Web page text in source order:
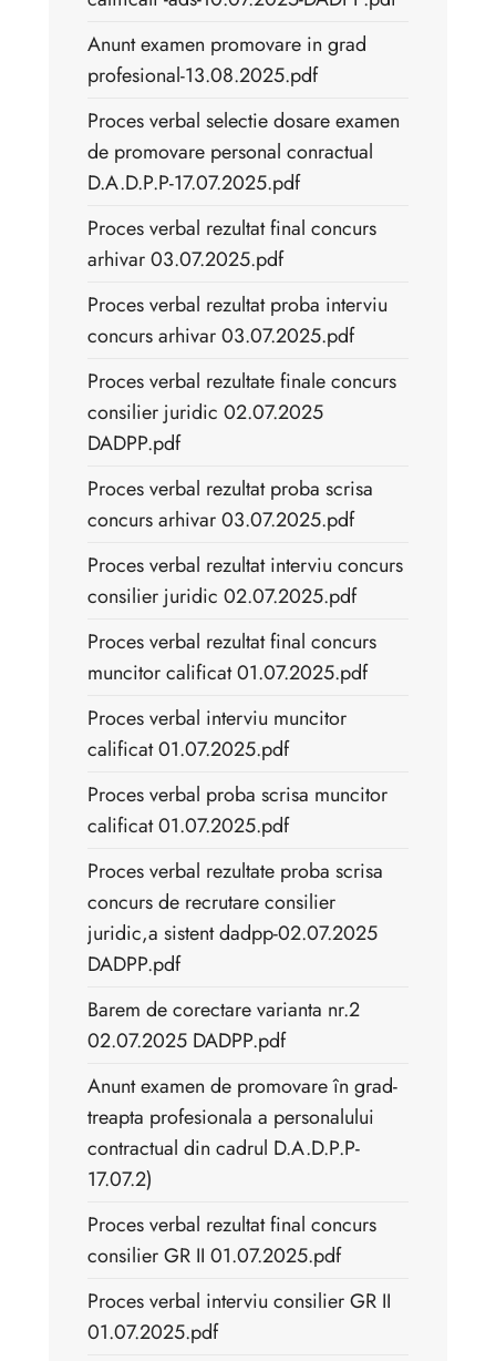
Anunt examen promovare in grad
profesional-13.08.2025.pdf
Proces verbal selectie dosare examen
de promovare personal conractual
D.A.D.P.P-17.07.2025.pdf
Proces verbal rezultat final concurs
arhivar 03.07.2025.pdf
Proces verbal rezultat proba interviu
concurs arhivar 03.07.2025.pdf
Proces verbal rezultate finale concurs
consilier juridic 02.07.2025
DADPP.pdf
Proces verbal rezultat proba scrisa
concurs arhivar 03.07.2025.pdf
Proces verbal rezultat interviu concurs
consilier juridic 02.07.2025.pdf
Proces verbal rezultat final concurs
muncitor calificat 01.07.2025.pdf
Proces verbal interviu muncitor
calificat 01.07.2025.pdf
Proces verbal proba scrisa muncitor
calificat 01.07.2025.pdf
Proces verbal rezultate proba scrisa
concurs de recrutare consilier
juridic,a sistent dadpp-02.07.2025
DADPP.pdf
Barem de corectare varianta nr.2
02.07.2025 DADPP.pdf
Anunt examen de promovare în grad-
treapta profesionala a personalului
contractual din cadrul D.A.D.P.P-
17.07.2)
Proces verbal rezultat final concurs
consilier GR II 01.07.2025.pdf
Proces verbal interviu consilier GR II
01.07.2025.pdf